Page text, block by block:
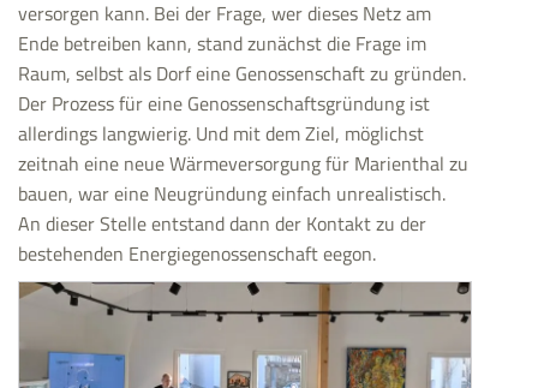
versorgen kann. Bei der Frage, wer dieses Netz am
Ende betreiben kann, stand zunächst die Frage im
Raum, selbst als Dorf eine Genossenschaft zu gründen.
Der Prozess für eine Genossenschaftsgründung ist
allerdings langwierig. Und mit dem Ziel, möglichst
zeitnah eine neue Wärmeversorgung für Marienthal zu
bauen, war eine Neugründung einfach unrealistisch.
An dieser Stelle entstand dann der Kontakt zu der
bestehenden Energiegenossenschaft eegon.